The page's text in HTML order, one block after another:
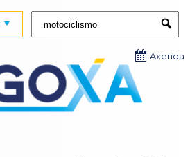
Axenda